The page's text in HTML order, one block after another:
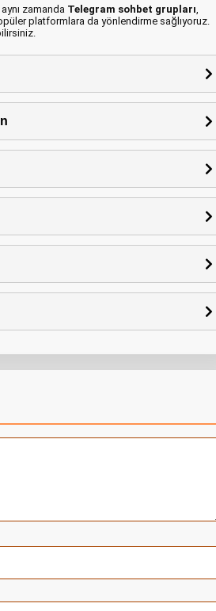
zamanda Telegram sohbet grupları,
platformlara da yönlendirme sağlıyoruz.